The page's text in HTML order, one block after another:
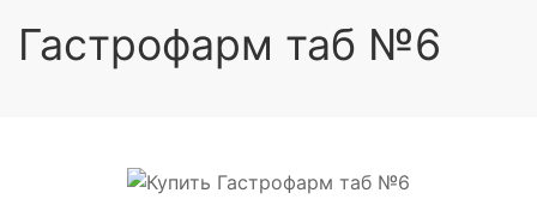
Гастрофарм таб №6